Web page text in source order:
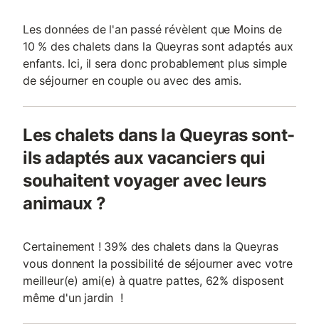
Les données de l'an passé révèlent que Moins de
10 % des chalets dans la Queyras sont adaptés aux
enfants. Ici, il sera donc probablement plus simple
de séjourner en couple ou avec des amis.
Les chalets dans la Queyras sont-
ils adaptés aux vacanciers qui
souhaitent voyager avec leurs
animaux ?
Certainement ! 39% des chalets dans la Queyras
vous donnent la possibilité de séjourner avec votre
meilleur(e) ami(e) à quatre pattes, 62% disposent
même d'un jardin !